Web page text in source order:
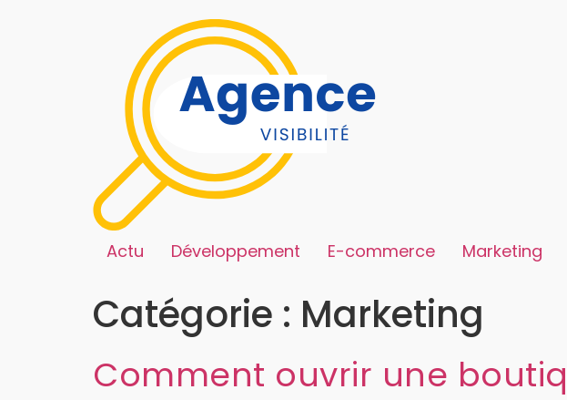
Actu Développement E-commerce Marketing
Catégorie : Marketing
Comment ouvrir une